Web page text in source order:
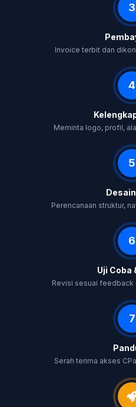
3
Invoice terbit dan
4
Meminta logo, profil,
5
Perencanaan struktur,
6
Uji Coba
Revisi sesuai feedback
7
Serah terima akses